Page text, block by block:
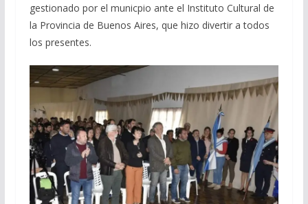
gestionado por el municpio ante el Instituto Cultural de
la Provincia de Buenos Aires, que hizo divertir a todos
los presentes.